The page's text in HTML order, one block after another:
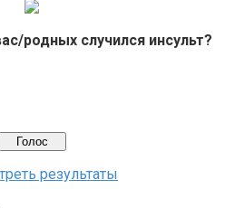
родных случился инсульт?
результаты